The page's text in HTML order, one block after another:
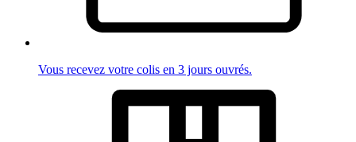
Vous recevez votre colis en 3 jours ouvrés.